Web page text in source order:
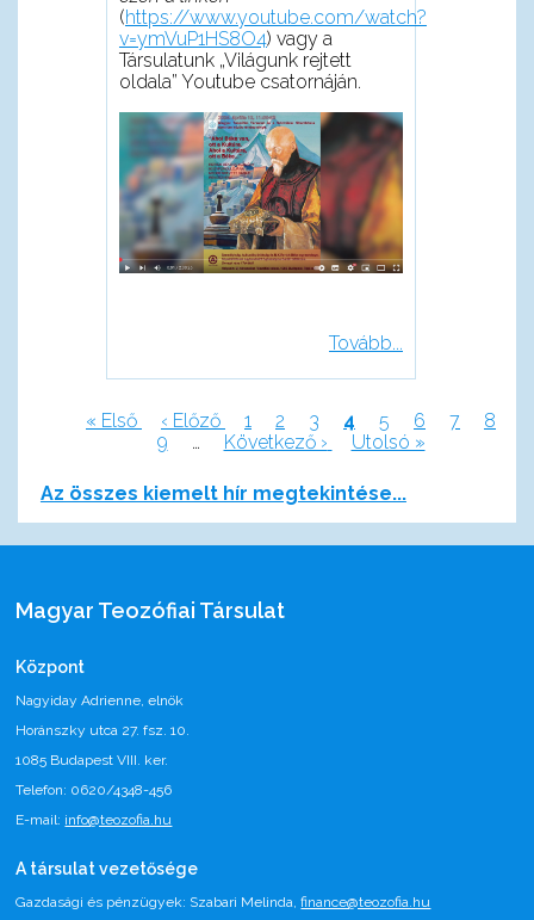
(https://www.youtube.com/watch?
v=ymVuP1HS8O4) vagy a
Társulatunk „Világunk rejtett
oldala” Youtube csatornáján.
Tovább...
Oldalszámozás
Első
« Első
Előző
oldal
‹ Előző Page
1 Page
2 Page
3
Jelenlegi
oldal
4 Page
5 Page
6 Page
7 Page
8
Page
9 …
Következő
Következő ›
Utolsó
Utolsó »
Az összes kiemelt hír megtekintése...
Magyar Teozófiai Társulat
Központ
Nagyiday Adrienne, elnök
Horánszky utca 27. fsz. 10.
1085 Budapest VIII. ker.
Telefon: 0620/4348-456
E-mail: info@teozofia.hu
A társulat vezetősége
Gazdasági és pénzügyek: Szabari Melinda,finance@teozofia.hu